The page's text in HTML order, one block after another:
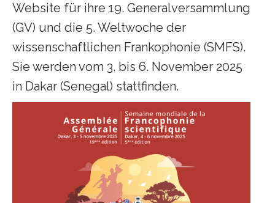
Website für ihre 19. Generalversammlung
(GV) und die 5. Weltwoche der
wissenschaftlichen Frankophonie (SMFS).
Sie werden vom 3. bis 6. November 2025
in Dakar (Senegal) stattfinden.